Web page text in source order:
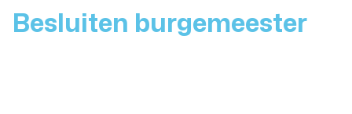
Besluiten burgemeester